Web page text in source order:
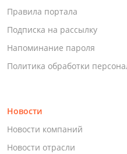
Правила портала
Подписка на рассылку
Напоминание пароля
Политика обработки
Новости
Новости компаний
Новости отрасли